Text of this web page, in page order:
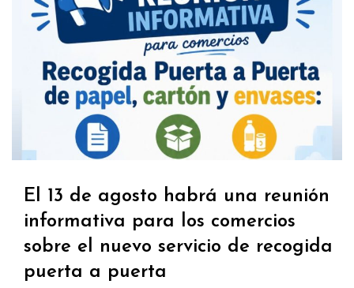
El 13 de agosto habrá una reunión
informativa para los comercios
sobre el nuevo servicio de recogida
puerta a puerta